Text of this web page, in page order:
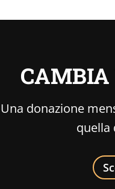
CAMBIA
Una donazione
quella